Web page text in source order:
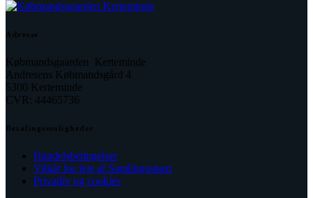
Adresse
Købmandsgaarden Kerteminde
Andresens Købmandsgård 4
5300 Kerteminde
CVR: 44465736
Betalingsmuligheder
Handelsbetingelser
Vilkår for leje af Samlingsstuen
Privatliv og cookies